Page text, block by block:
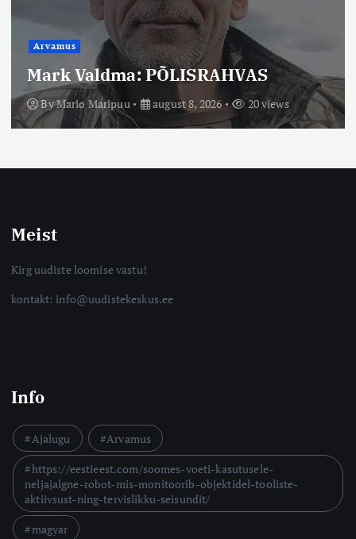
Mario Maripuu: On hakatud aru
saama, et teadus ja terve
talupojamõistus võivad koos anda
eluterve maailmakäsitluse.
ByMario Maripuu august 8, 2026 14 views
Meist
Kirg uudiste loomise vastu!
kontakt: info@uudistekeskus.ee
Info
Ajalugu
Arvamus
https://eestieest.com/soomes-voeti-kasutusele-
neljajalgne-robot-mis-monitoorib-objektidel-tooliste-
aktiivsust-ning-tervislikku-seisundit/
magyar